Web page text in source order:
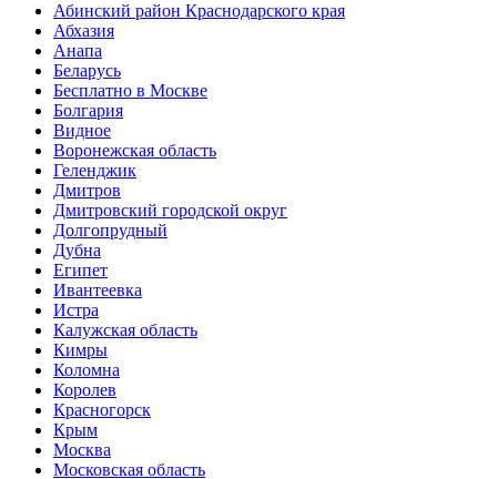
Абинский район Краснодарского края
Абхазия
Анапа
Беларусь
Бесплатно в Москве
Болгария
Видное
Воронежская область
Геленджик
Дмитров
Дмитровский городской округ
Долгопрудный
Дубна
Египет
Ивантеевка
Истра
Калужская область
Кимры
Коломна
Королев
Красногорск
Крым
Москва
Московская область